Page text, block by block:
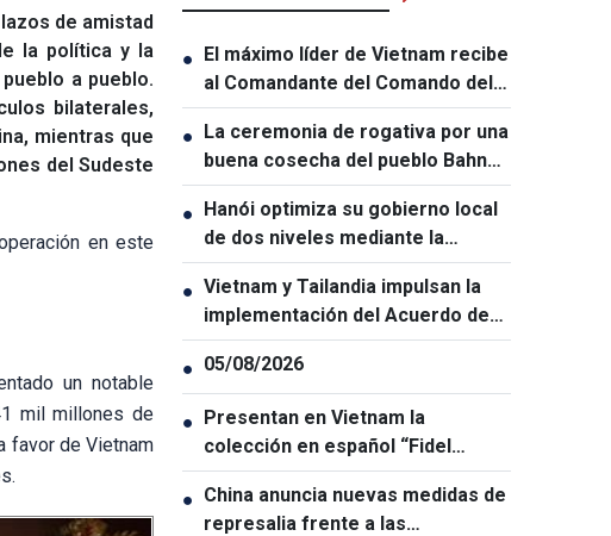
de amistad
la política y la
a pueblo.
bilaterales,
mientras que
del Sudeste
en este
un notable
mil millones de
favor de Vietnam
● El máximo líder de Vietnam recibe
al Comandante del Comando del
Pacífico de Estados Unidos
● La ceremonia de rogativa por una
buena cosecha del pueblo Bahnar
expresa el anhelo de prosperidad
y paz
● Hanói optimiza su gobierno local
de dos niveles mediante la
transformación digital
● Vietnam y Tailandia impulsan la
implementación del Acuerdo de
Cooperación Parlamentaria
● 05/08/2026
● Presentan en Vietnam la
colección en español “Fidel
Castro Ruz – Obras Escogidas”
● China anuncia nuevas medidas de
represalia frente a las